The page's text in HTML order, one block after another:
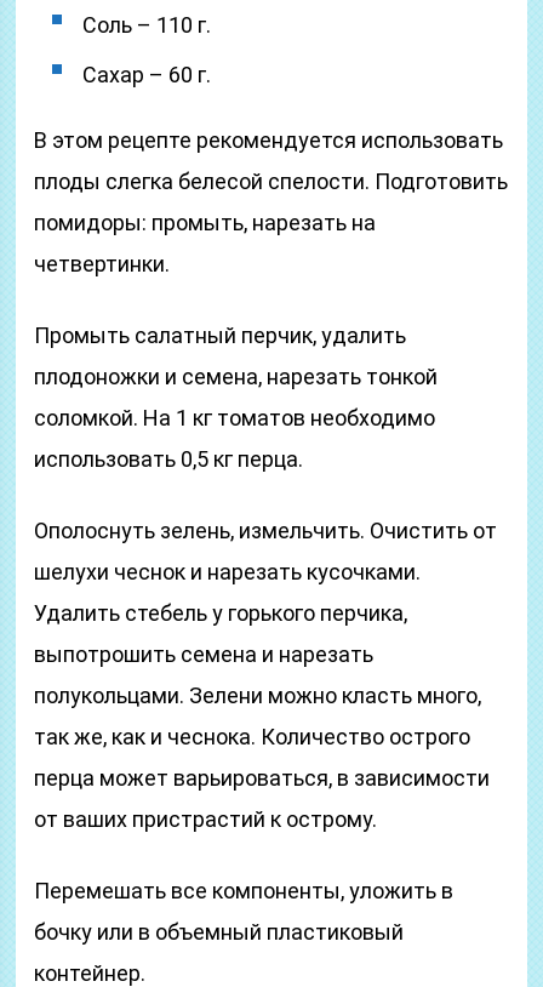
Соль – 110 г.
Сахар – 60 г.
В этом рецепте рекомендуется использовать
плоды слегка белесой спелости. Подготовить
помидоры: промыть, нарезать на
четвертинки.
Промыть салатный перчик, удалить
плодоножки и семена, нарезать тонкой
соломкой. На 1 кг томатов необходимо
использовать 0,5 кг перца.
Ополоснуть зелень, измельчить. Очистить от
шелухи чеснок и нарезать кусочками.
Удалить стебель у горького перчика,
выпотрошить семена и нарезать
полукольцами. Зелени можно класть много,
так же, как и чеснока. Количество острого
перца может варьироваться, в зависимости
от ваших пристрастий к острому.
Перемешать все компоненты, уложить в
бочку или в объемный пластиковый
контейнер.